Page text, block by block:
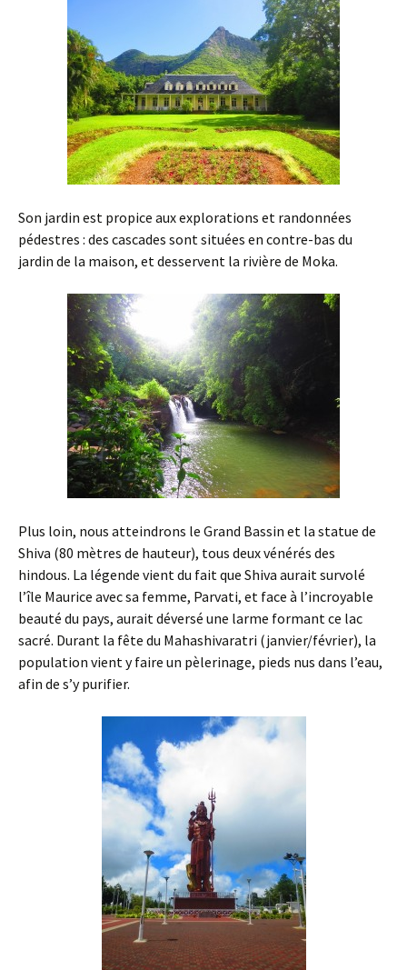
Son jardin est propice aux explorations et randonnées
pédestres : des cascades sont situées en contre-bas du
jardin de la maison, et desservent la rivière de Moka.
Plus loin, nous atteindrons le Grand Bassin et la statue de
Shiva (80 mètres de hauteur), tous deux vénérés des
hindous. La légende vient du fait que Shiva aurait survolé
l’île Maurice avec sa femme, Parvati, et face à l’incroyable
beauté du pays, aurait déversé une larme formant ce lac
sacré. Durant la fête du Mahashivaratri (janvier/février), la
population vient y faire un pèlerinage, pieds nus dans l’eau,
afin de s’y purifier.